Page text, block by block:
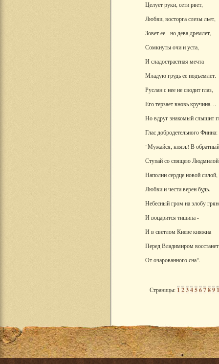
Целует руки, сети рвет,
Любви, восторга слезы льет,
Зовет ее - но дева дремлет,
Сомкнуты очи и уста,
И сладострастная мечта
Младую грудь ее подъемлет.
Руслан с нее не сводит глаз,
Его терзает вновь кручина. ..
Но вдруг знакомый слышит
Глас добродетельного Финна:
"Мужайся, князь! В
Ступай со спящею
Наполни сердце новой силой,
Любви и чести верен будь.
Небесный гром на злобу
И воцарится тишина -
И в светлом Киеве княжна
Перед Владимиром восстанет
От очарованного сна".
Страницы:1 23456789